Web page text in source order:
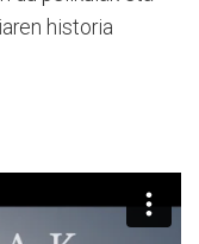
historia